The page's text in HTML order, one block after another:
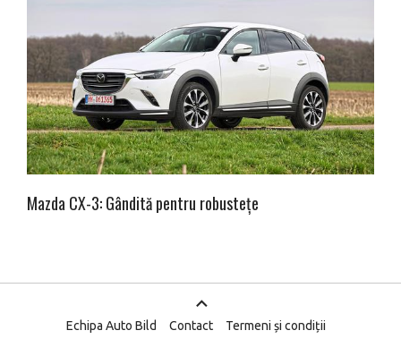
Mazda CX-3: Gândită pentru robustețe
Echipa Auto Bild Contact Termeni și condiții